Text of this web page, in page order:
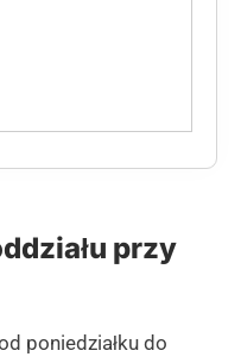
przy
poniedziałku do